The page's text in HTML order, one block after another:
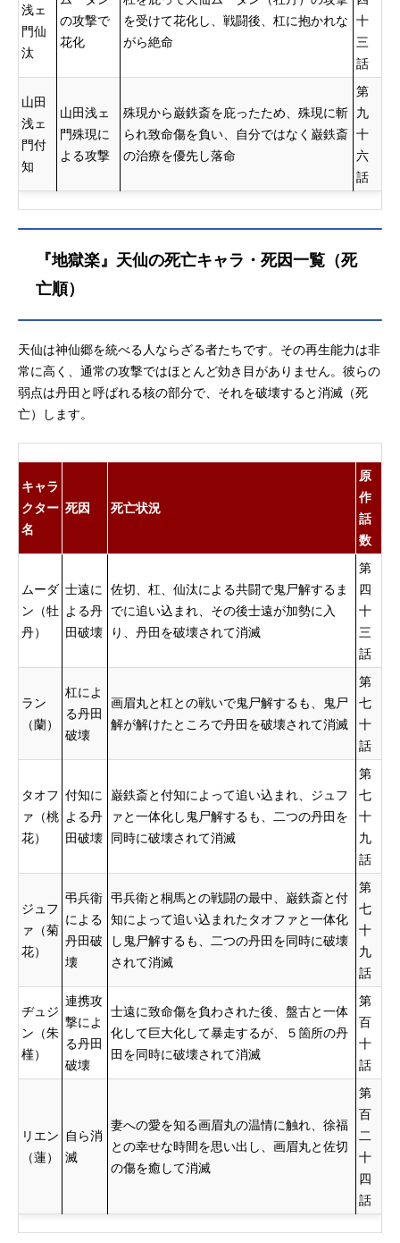
浅ェ
門仙
汰
の攻撃で
花化
を受けて花化し、戦闘後、杠に抱かれな
がら絶命
十
三
話
山田
浅ェ
門付
知
山田浅ェ
門殊現に
よる攻撃
殊現から巌鉄斎を庇ったため、殊現に斬
られ致命傷を負い、自分ではなく巌鉄斎
の治療を優先し落命
第
九
十
六
話
『地獄楽』天仙の死亡キャラ・死因一覧（死
亡順）
天仙は神仙郷を統べる人ならざる者たちです。その再生能力は非
常に高く、通常の攻撃ではほとんど効き目がありません。彼らの
弱点は丹田と呼ばれる核の部分で、それを破壊すると消滅（死
亡）します。
キャラ
クター
名
死因 死亡状況
原
作
話
数
ムーダ
ン（牡
丹）
士遠に
よる丹
田破壊
佐切、杠、仙汰による共闘で鬼尸解するま
でに追い込まれ、その後士遠が加勢に入
り、丹田を破壊されて消滅
第
四
十
三
話
ラン
（蘭）
杠によ
る丹田
破壊
画眉丸と杠との戦いで鬼尸解するも、鬼尸
解が解けたところで丹田を破壊されて消滅
第
七
十
話
タオフ
ァ（桃
花）
付知に
よる丹
田破壊
巌鉄斎と付知によって追い込まれ、ジュフ
ァと一体化し鬼尸解するも、二つの丹田を
同時に破壊されて消滅
第
七
十
九
話
ジュフ
ァ（菊
花）
弔兵衛
による
丹田破
壊
弔兵衛と桐馬との戦闘の最中、巌鉄斎と付
知によって追い込まれたタオファと一体化
し鬼尸解するも、二つの丹田を同時に破壊
されて消滅
第
七
十
九
話
ヂュジ
ン（朱
槿）
連携攻
撃によ
る丹田
破壊
士遠に致命傷を負わされた後、盤古と一体
化して巨大化して暴走するが、５箇所の丹
田を同時に破壊されて消滅
第
百
十
話
リエン
（蓮）
自ら消
滅
妻への愛を知る画眉丸の温情に触れ、徐福
との幸せな時間を思い出し、画眉丸と佐切
の傷を癒して消滅
第
百
二
十
四
話